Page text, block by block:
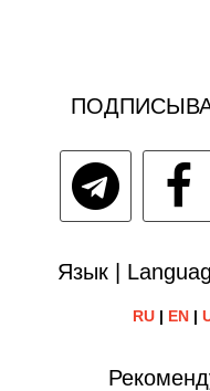
Язык |
RU| EN|